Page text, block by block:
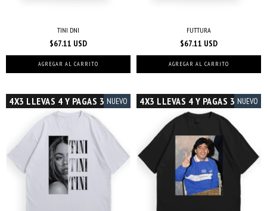
TINI DNI
$67.11 USD
AGREGAR AL CARRITO
FUTTURA
$67.11 USD
AGREGAR AL CARRITO
4X3 LLEVAS 4 Y PAGAS 3 NUEVO 4X3 LLEVAS 4 Y PAGAS 3 NUEVO